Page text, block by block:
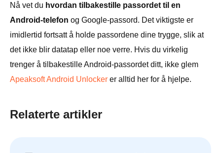
Nå vet du hvordan tilbakestille passordet til en
Android-telefon og Google-passord. Det viktigste er
imidlertid fortsatt å holde passordene dine trygge, slik at
det ikke blir datatap eller noe verre. Hvis du virkelig
trenger å tilbakestille Android-passordet ditt, ikke glem
Apeaksoft Android Unlocker er alltid her for å hjelpe.
Relaterte artikler